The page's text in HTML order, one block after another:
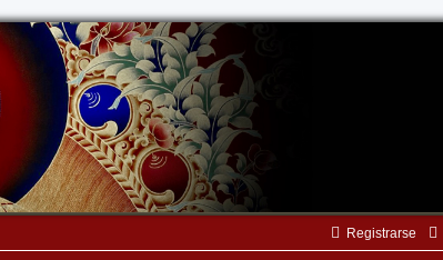
Registrarse